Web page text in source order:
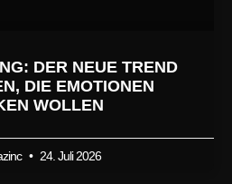
DER NEUE TREND
DIE EMOTIONEN
WOLLEN
24. Juli 2026